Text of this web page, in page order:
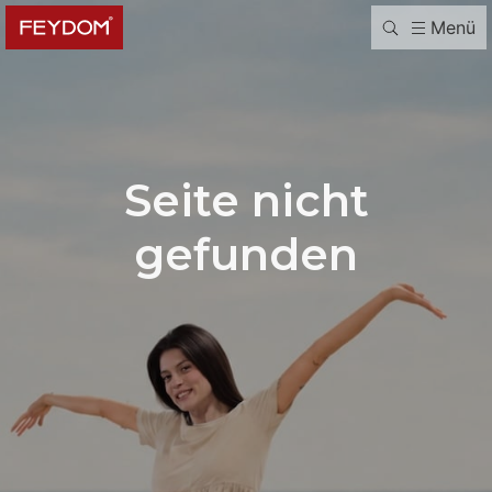
Menü
Seite nicht
gefunden